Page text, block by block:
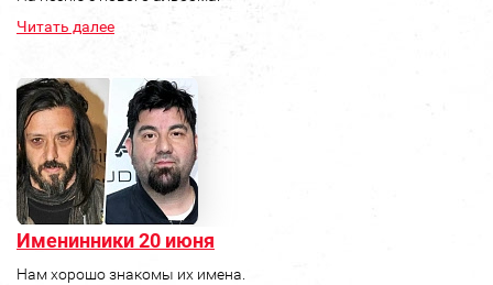
Читать далее
Именинники 20 июня
Нам хорошо знакомы их имена.